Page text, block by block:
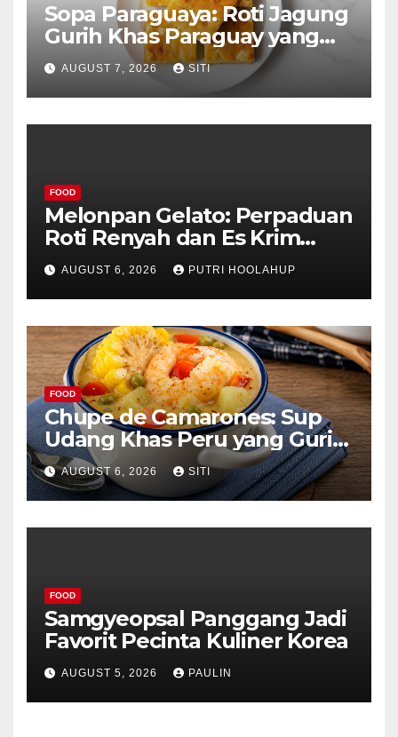
Sopa Paraguaya: Roti Jagung
Gurih Khas Paraguay yang
Unik
AUGUST 7, 2026 SITI
FOOD
Melonpan Gelato: Perpaduan
Roti Renyah dan Es Krim
Lembut yang Menggoda
AUGUST 6, 2026 PUTRI HOOLAHUP
FOOD
Chupe de Camarones: Sup
Udang Khas Peru yang Gurih
Lezat
AUGUST 6, 2026 SITI
FOOD
Samgyeopsal Panggang Jadi
Favorit Pecinta Kuliner Korea
AUGUST 5, 2026 PAULIN